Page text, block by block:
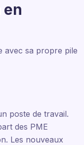
avec sa propre pile
poste de travail.
des PME
Les nouveaux